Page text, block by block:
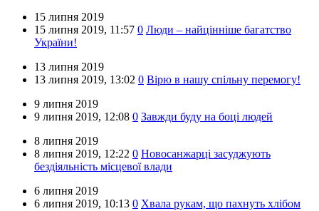
15 липня 2019
15 липня 2019, 11:57 0 Люди – найцінніше багатство
України!
13 липня 2019
13 липня 2019, 13:02 0 Вірю в нашу спільну перемогу!
9 липня 2019
9 липня 2019, 12:08 0 Завжди буду на боці людей
8 липня 2019
8 липня 2019, 12:22 0 Новосанжарці засуджують
бездіяльність місцевої влади
6 липня 2019
6 липня 2019, 10:13 0 Хвала рукам, що пахнуть хлібом